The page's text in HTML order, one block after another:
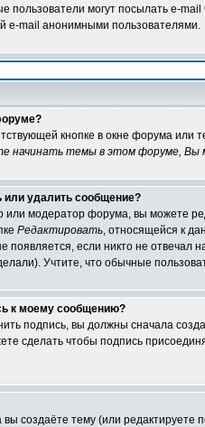
пользователи могут посылать e-
e-mail анонимными пользователями.
кнопке в окне форума
начинать темы в этом форуме, Вы
или удалить сообщение?
или модератор форума, вы можете
Редактировать, относящейся к
появляется, если никто не отвечал
Учтите, что обычные
к моему сообщению?
подпись, вы должны сначала
сделать чтобы подпись
вы создаёте тему (или